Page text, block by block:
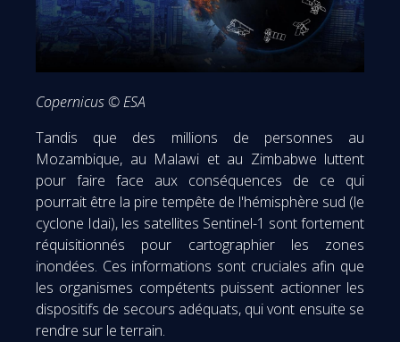
Copernicus © ESA
Tandis que des millions de personnes au
Mozambique, au Malawi et au Zimbabwe luttent
pour faire face aux conséquences de ce qui
pourrait être la pire tempête de l'hémisphère sud (le
cyclone Idai), les satellites Sentinel-1 sont fortement
réquisitionnés pour cartographier les zones
inondées. Ces informations sont cruciales afin que
les organismes compétents puissent actionner les
dispositifs de secours adéquats, qui vont ensuite se
rendre sur le terrain.